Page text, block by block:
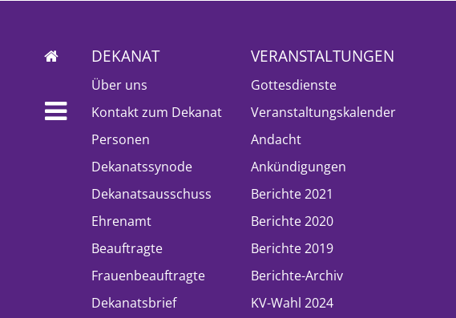
DEKANAT
Über uns
Kontakt zum Dekanat
Personen
Dekanatssynode
Dekanatsausschuss
Ehrenamt
Beauftragte
Frauenbeauftragte
Dekanatsbrief
VERANSTALTUNGEN
Gottesdienste
Veranstaltungskalender
Andacht
Ankündigungen
Berichte 2021
Berichte 2020
Berichte 2019
Berichte-Archiv
KV-Wahl 2024